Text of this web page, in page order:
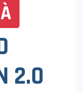
2.0